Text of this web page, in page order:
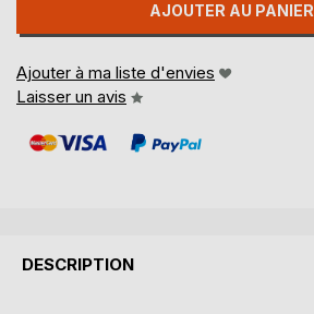
AJOUTER AU PANIER
Ajouter à ma liste d'envies
Laisser un avis
DESCRIPTION